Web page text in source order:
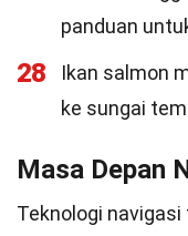
panduan
28
Ikan salmon
ke sungai
Masa Depan
Teknologi